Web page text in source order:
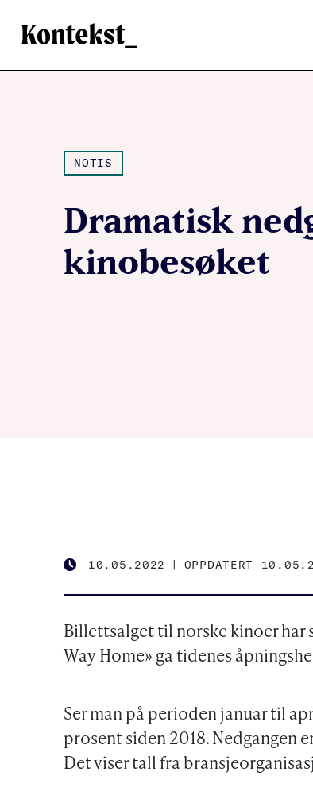
Kontekst
NOTIS
Dramatisk
kinobesøket
PUBLISHED
10.05.2022 | OPPDATERT
Billettsalget til norske kinoer har
Way Home» ga tidenes
Ser man på perioden januar til
prosent siden 2018. Nedgangen
Det viser tall fra